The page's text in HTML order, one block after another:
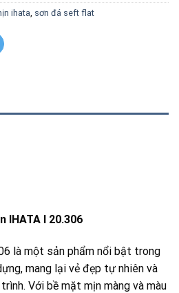
ihata, sơn đá seft flat
IHATA I 20.306
là một sản phẩm nổi bật trong
mang lại vẻ đẹp tự nhiên và
Với bề mặt mịn màng và màu